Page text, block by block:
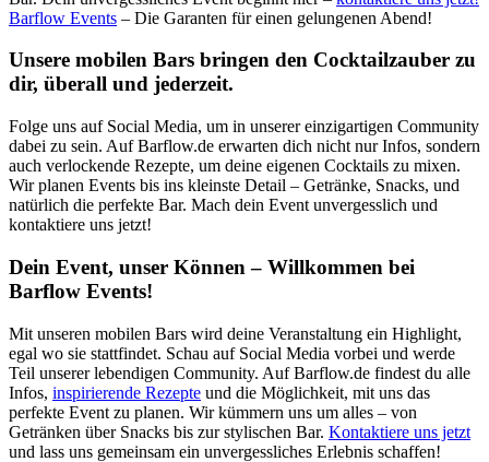
Barflow Events – Die Garanten für einen gelungenen Abend!
Unsere mobilen Bars bringen den Cocktailzauber zu
dir, überall und jederzeit.
Folge uns auf Social Media, um in unserer einzigartigen Community
dabei zu sein. Auf Barflow.de erwarten dich nicht nur Infos, sondern
auch verlockende Rezepte, um deine eigenen Cocktails zu mixen.
Wir planen Events bis ins kleinste Detail – Getränke, Snacks, und
natürlich die perfekte Bar. Mach dein Event unvergesslich und
kontaktiere uns jetzt!
Dein Event, unser Können – Willkommen bei
Barflow Events!
Mit unseren mobilen Bars wird deine Veranstaltung ein Highlight,
egal wo sie stattfindet. Schau auf Social Media vorbei und werde
Teil unserer lebendigen Community. Auf Barflow.de findest du alle
Infos, inspirierende Rezepte und die Möglichkeit, mit uns das
perfekte Event zu planen. Wir kümmern uns um alles – von
Getränken über Snacks bis zur stylischen Bar. Kontaktiere uns jetzt
und lass uns gemeinsam ein unvergessliches Erlebnis schaffen!